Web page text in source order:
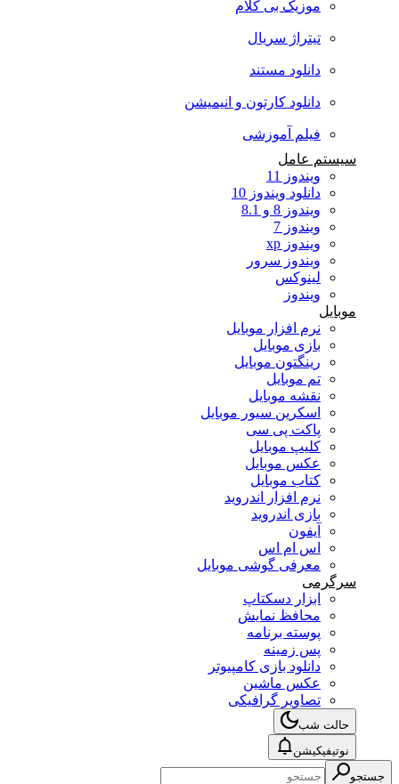
موزیک بی کلام
تیتراژ سریال
دانلود مستند
دانلود کارتون و انیمیشن
فیلم آموزشی
سیستم عامل
ویندوز 11
دانلود ویندوز 10
ویندوز 8 و 8.1
ویندوز 7
ویندوز xp
ویندوز سرور
لینوکس
ویندوز
موبایل
نرم افزار موبایل
بازی موبایل
رینگتون موبایل
تم موبایل
نقشه موبایل
اسکرین سیور موبایل
پاکت پی سی
کلیپ موبایل
عکس موبایل
کتاب موبایل
نرم افزار اندروید
بازی اندروید
آیفون
اس ام اس
معرفی گوشی موبایل
سرگرمی
ابزار دسکتاپ
محافظ نمایش
پوسته برنامه
پس زمینه
دانلود بازی کامپیوتر
عکس ماشین
تصاویر گرافیکی
حالت شب
نوتیفیکیشن
جستجو